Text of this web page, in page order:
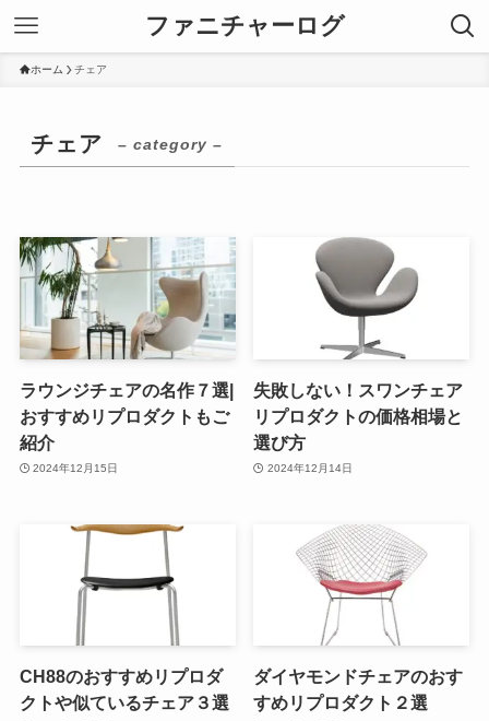
ファニチャーログ
ホーム チェア
チェア – category –
ラウンジチェアの名作７選|
おすすめリプロダクトもご
紹介
2024年12月15日
失敗しない！スワンチェア
リプロダクトの価格相場と
選び方
2024年12月14日
CH88のおすすめリプロダ
クトや似ているチェア３選
ダイヤモンドチェアのおす
すめリプロダクト２選